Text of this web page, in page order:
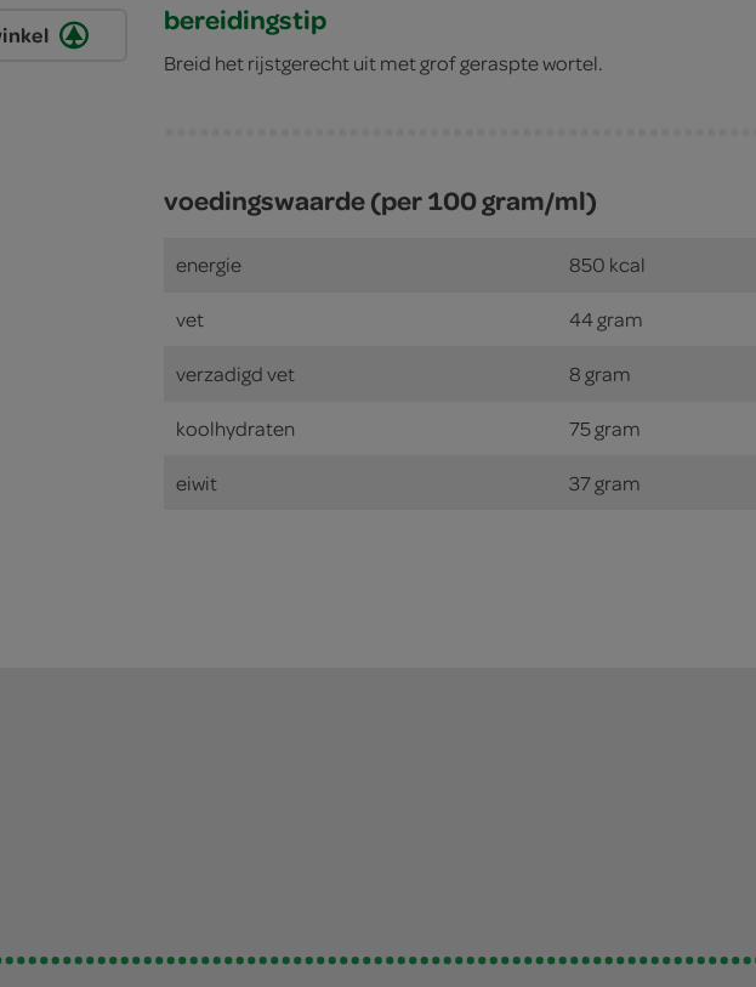
bereidingstip
Breid het rijstgerecht uit met grof geraspte wortel.
voedingswaarde (per 100 gram/ml)
energie 850 kcal
vet 44 gram
verzadigd vet 8 gram
koolhydraten 75 gram
eiwit 37 gram